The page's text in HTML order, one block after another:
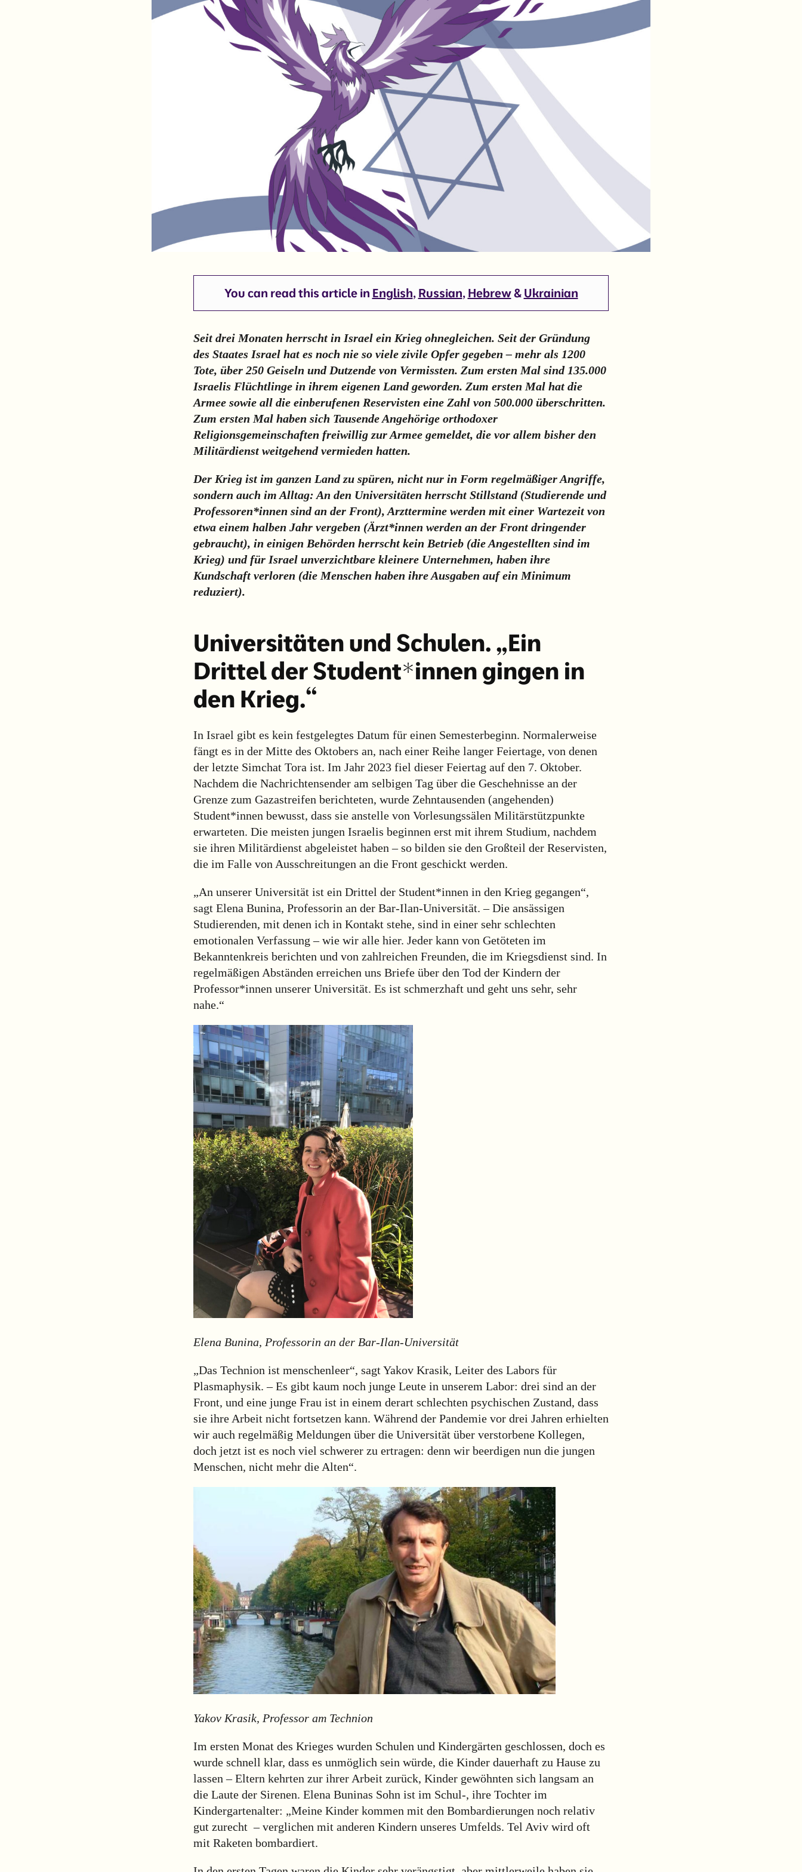
You can read this article in English, Russian, Hebrew& Ukrainian
Seit drei Monaten herrscht in Israel ein Krieg ohnegleichen. Seit der Gründung
des Staates Israel hat es noch nie so viele zivile Opfer gegeben – mehr als 1200
Tote, über 250 Geiseln und Dutzende von Vermissten. Zum ersten Mal sind 135.000
Israelis Flüchtlinge in ihrem eigenen Land geworden. Zum ersten Mal hat die
Armee sowie all die einberufenen Reservisten eine Zahl von 500.000 überschritten.
Zum ersten Mal haben sich Tausende Angehörige orthodoxer
Religionsgemeinschaften freiwillig zur Armee gemeldet, die vor allem bisher den
Militärdienst weitgehend vermieden hatten.
Der Krieg ist im ganzen Land zu spüren, nicht nur in Form regelmäßiger Angriffe,
sondern auch im Alltag: An den Universitäten herrscht Stillstand (Studierende und
Professoren*innen sind an der Front), Arzttermine werden mit einer Wartezeit von
etwa einem halben Jahr vergeben (Ärzt*innen werden an der Front dringender
gebraucht), in einigen Behörden herrscht kein Betrieb (die Angestellten sind im
Krieg) und für Israel unverzichtbare kleinere Unternehmen, haben ihre
Kundschaft verloren (die Menschen haben ihre Ausgaben auf ein Minimum
reduziert).
Universitäten und Schulen. „Ein
Drittel der Student*innen gingen in
den Krieg.“
In Israel gibt es kein festgelegtes Datum für einen Semesterbeginn. Normalerweise
fängt es in der Mitte des Oktobers an, nach einer Reihe langer Feiertage, von denen
der letzte Simchat Tora ist. Im Jahr 2023 fiel dieser Feiertag auf den 7. Oktober.
Nachdem die Nachrichtensender am selbigen Tag über die Geschehnisse an der
Grenze zum Gazastreifen berichteten, wurde Zehntausenden (angehenden)
Student*innen bewusst, dass sie anstelle von Vorlesungssälen Militärstützpunkte
erwarteten. Die meisten jungen Israelis beginnen erst mit ihrem Studium, nachdem
sie ihren Militärdienst abgeleistet haben – so bilden sie den Großteil der Reservisten,
die im Falle von Ausschreitungen an die Front geschickt werden.
„An unserer Universität ist ein Drittel der Student*innen in den Krieg gegangen“,
sagt Elena Bunina, Professorin an der Bar-Ilan-Universität. – Die ansässigen
Studierenden, mit denen ich in Kontakt stehe, sind in einer sehr schlechten
emotionalen Verfassung – wie wir alle hier. Jeder kann von Getöteten im
Bekanntenkreis berichten und von zahlreichen Freunden, die im Kriegsdienst sind. In
regelmäßigen Abständen erreichen uns Briefe über den Tod der Kindern der
Professor*innen unserer Universität. Es ist schmerzhaft und geht uns sehr, sehr
nahe.“
Elena Bunina, Professorin an der Bar-Ilan-Universität
„Das Technion ist menschenleer“, sagt Yakov Krasik, Leiter des Labors für
Plasmaphysik. – Es gibt kaum noch junge Leute in unserem Labor: drei sind an der
Front, und eine junge Frau ist in einem derart schlechten psychischen Zustand, dass
sie ihre Arbeit nicht fortsetzen kann. Während der Pandemie vor drei Jahren erhielten
wir auch regelmäßig Meldungen über die Universität über verstorbene Kollegen,
doch jetzt ist es noch viel schwerer zu ertragen: denn wir beerdigen nun die jungen
Menschen, nicht mehr die Alten“.
Yakov Krasik, Professor am Technion
Im ersten Monat des Krieges wurden Schulen und Kindergärten geschlossen, doch es
wurde schnell klar, dass es unmöglich sein würde, die Kinder dauerhaft zu Hause zu
lassen – Eltern kehrten zur ihrer Arbeit zurück, Kinder gewöhnten sich langsam an
die Laute der Sirenen. Elena Buninas Sohn ist im Schul-, ihre Tochter im
Kindergartenalter: „Meine Kinder kommen mit den Bombardierungen noch relativ
gut zurecht – verglichen mit anderen Kindern unseres Umfelds. Tel Aviv wird oft
mit Raketen bombardiert.